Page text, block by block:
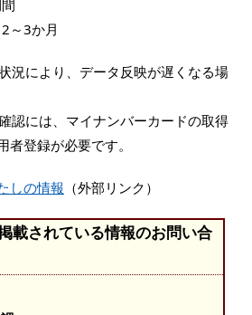
～3か月
況により、データ反映が遅くなる場
認には、マイナンバーカードの取得
者登録が必要です。
しの情報 （外部リンク）
載されている情報のお問い合